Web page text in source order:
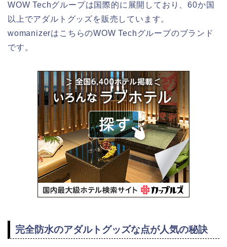
WOW Techグループは国際的に展開しており、60か国
以上でアダルトグッズを販売しています。
womanizerはこちらのWOW Techグループのブランド
です。
完全防水のアダルトグッズな点が人気の秘訣